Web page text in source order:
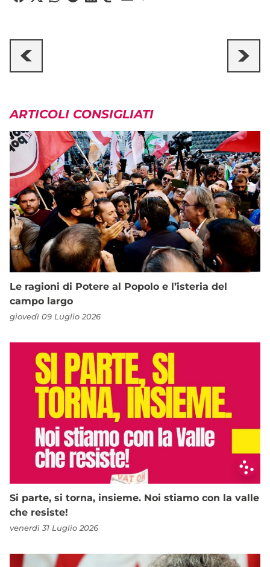
ARTICOLI CONSIGLIATI
Le ragioni di Potere al Popolo e l’isteria del
campo largo
giovedì 09 Luglio 2026
Si parte, si torna, insieme. Noi stiamo con la valle
che resiste!
venerdì 31 Luglio 2026